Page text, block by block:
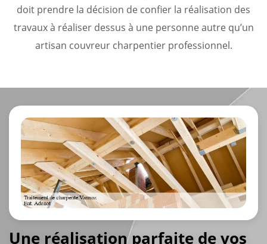
doit prendre la décision de confier la réalisation des
travaux à réaliser dessus à une personne autre qu’un
artisan couvreur charpentier professionnel.
Une réalisation parfaite de vos